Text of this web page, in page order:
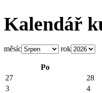
Kalendář
měsíc rok
Po
27
28
3
4